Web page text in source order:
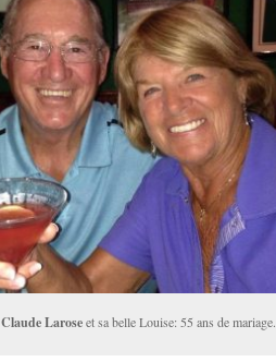
Claude Laroseet sa belle Louise: 55 ans de mariage.